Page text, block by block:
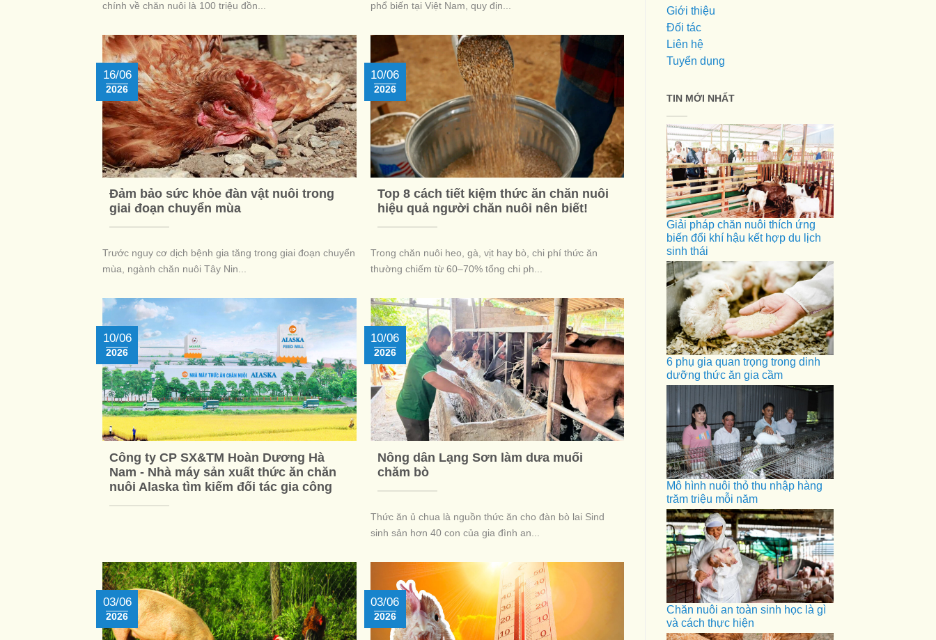
chính về chăn nuôi là 100 triệu đồn...
phổ biến tại Việt Nam, quy địn...
Đảm bảo sức khỏe đàn vật nuôi trong
giai đoạn chuyển mùa
16/06
2026
Trước nguy cơ dịch bệnh gia tăng trong giai đoạn chuyển
mùa, ngành chăn nuôi Tây Nin...
Top 8 cách tiết kiệm thức ăn chăn nuôi
hiệu quả người chăn nuôi nên biết!
10/06
2026
Trong chăn nuôi heo, gà, vịt hay bò, chi phí thức ăn
thường chiếm từ 60–70% tổng chi ph...
Công ty CP SX&TM Hoàn Dương Hà
Nam - Nhà máy sản xuất thức ăn chăn
nuôi Alaska tìm kiếm đối tác gia công
10/06
2026
Nông dân Lạng Sơn làm dưa muối
chăm bò
10/06
2026
Thức ăn ủ chua là nguồn thức ăn cho đàn bò lai Sind
sinh sản hơn 40 con của gia đình an...
03/06
2026
03/06
2026
Giới thiệu
Đối tác
Liên hệ
Tuyển dụng
TIN MỚI NHẤT
Giải pháp chăn nuôi thích ứng
biến đổi khí hậu kết hợp du lịch
sinh thái
6 phụ gia quan trọng trong dinh
dưỡng thức ăn gia cầm
Mô hình nuôi thỏ thu nhập hàng
trăm triệu mỗi năm
Chăn nuôi an toàn sinh học là gì
và cách thực hiện